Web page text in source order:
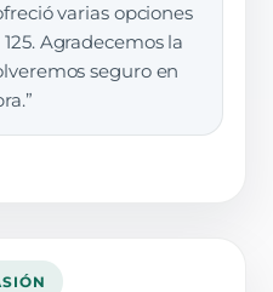
varias opciones
Agradecemos la
seguro en